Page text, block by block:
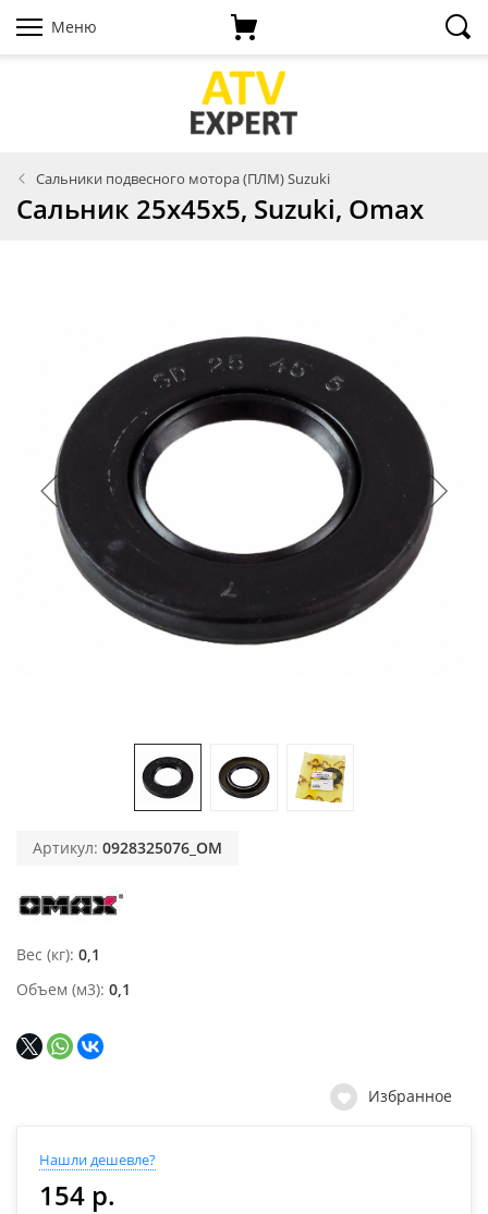
Меню
Сальники подвесного мотора (ПЛМ) Suzuki
Сальник 25х45х5, Suzuki, Omax
Артикул: 0928325076_OM
Вес (кг) 0,1
Объем (м3) 0,1
Избранное
Нашли дешевле?
154 р.